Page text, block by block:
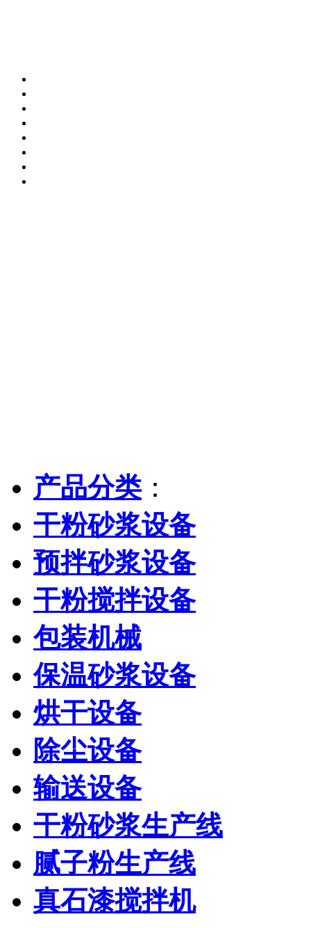
产品分类：
干粉砂浆设备
预拌砂浆设备
干粉搅拌设备
包装机械
保温砂浆设备
烘干设备
除尘设备
输送设备
干粉砂浆生产线
腻子粉生产线
真石漆搅拌机